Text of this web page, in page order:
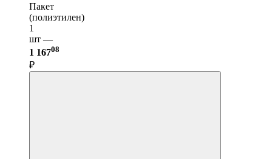
Пакет
(полиэтилен)
1
шт —
1 16708
₽